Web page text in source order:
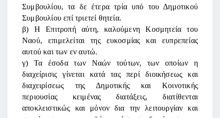
Συμβουλίου, τα δε έτερα τρία υπό του Δημοτικού
Συμβουλίου επί τριετεί θητεία.
β) Η Επιτροπή αύτη, καλούμενη Κοσμητεία του
Ναού, επιμελείται της ευκοσμίας και ευπρεπείας
αυτού και των εν αυτώ.
γ) Τα έσοδα των Ναών τούτων, των οποίων η
διαχείρισις γίνεται κατά τας περί διοικήσεως και
διαχειρίσεως της Δημοτικής και Κοινοτικής
περιουσίας κειμένας διατάξεις, διατίθενται
αποκλειστικώς και μόνον δια την λειτουργίαν και